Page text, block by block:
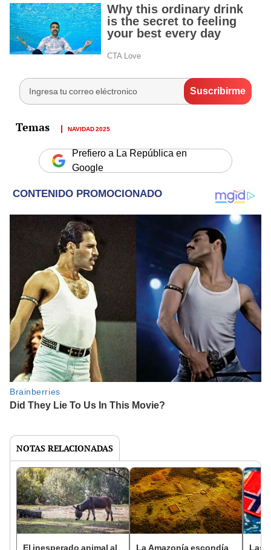
NAVIDAD 2025
Prefiero a La República en
Google
NOTAS RELACIONADAS
El inesperado animal al La Amazonía escondía Las